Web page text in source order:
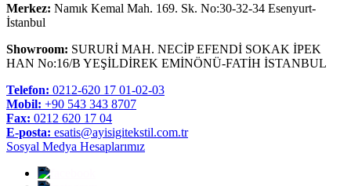
Merkez: Namık Kemal Mah. 169. Sk. No:30-32-34 Esenyurt-
İstanbul
Showroom: SURURİ MAH. NECİP EFENDİ SOKAK İPEK
HAN No:16/B YEŞİLDİREK EMİNÖNÜ-FATİH İSTANBUL
Telefon: 0212-620 17 01-02-03
Mobil: +90 543 343 8707
Fax: 0212 620 17 04
E-posta: esatis@ayisigitekstil.com.tr
Sosyal Medya Hesaplarımız